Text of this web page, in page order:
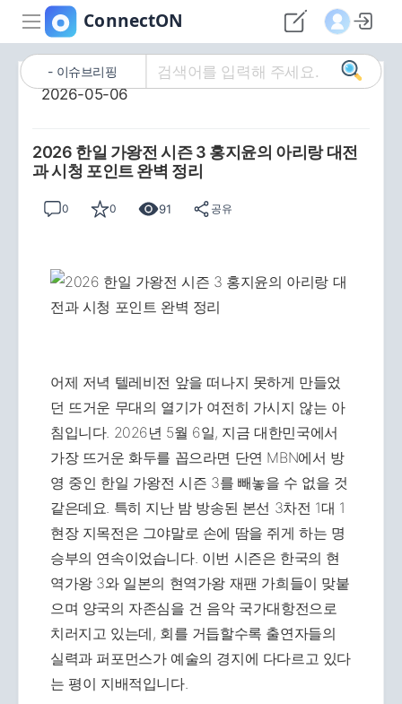
이슈브리핑
2026-05-06
2026 한일 가왕전 시즌 3 홍지윤의 아리랑 대전
과 시청 포인트 완벽 정리
0 0 91 공유
어제 저녁 텔레비전 앞을 떠나지 못하게 만들었
던 뜨거운 무대의 열기가 여전히 가시지 않는 아
침입니다. 2026년 5월 6일, 지금 대한민국에서
가장 뜨거운 화두를 꼽으라면 단연 MBN에서 방
영 중인 한일 가왕전 시즌 3를 빼놓을 수 없을 것
같은데요. 특히 지난 밤 방송된 본선 3차전 1대 1
현장 지목전은 그야말로 손에 땀을 쥐게 하는 명
승부의 연속이었습니다. 이번 시즌은 한국의 현
역가왕 3와 일본의 현역가왕 재팬 가희들이 맞붙
으며 양국의 자존심을 건 음악 국가대항전으로
치러지고 있는데, 회를 거듭할수록 출연자들의
실력과 퍼포먼스가 예술의 경지에 다다르고 있다
는 평이 지배적입니다.